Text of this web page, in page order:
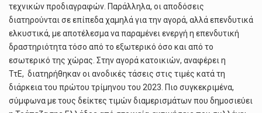
τεχνικών προδιαγραφών. Παράλληλα, οι αποδόσεις
διατηρούνται σε επίπεδα χαμηλά για την αγορά, αλλά επενδυτικά
ελκυστικά, με αποτέλεσμα να παραμένει ενεργή η επενδυτική
δραστηριότητα τόσο από το εξωτερικό όσο και από το
εσωτερικό της χώρας. Στην αγορά κατοικιών, αναφέρει η
ΤτΕ, διατηρήθηκαν οι ανοδικές τάσεις στις τιμές κατά τη
διάρκεια του πρώτου τρίμηνου του 2023. Πιο συγκεκριμένα,
σύμφωνα με τους δείκτες τιμών διαμερισμάτων που δημοσιεύει